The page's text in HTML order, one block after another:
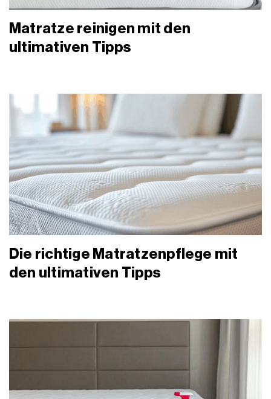
Matratze reinigen mit den
ultimativen Tipps
Die richtige Matratzenpflege mit
den ultimativen Tipps